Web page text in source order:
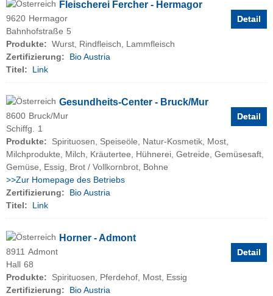
Detail
Fleischerei Fercher - Hermagor
9620 Hermagor
Bahnhofstraße 5
Produkte: Wurst, Rindfleisch, Lammfleisch
Zertifizierung:
Bio Austria
Titel:
Link
Detail
Gesundheits-Center - Bruck/Mur
8600 Bruck/Mur
Schiffg. 1
Produkte:
Spirituosen, Speiseöle, Natur-Kosmetik, Most,
Milchprodukte, Milch, Kräutertee, Hühnerei, Getreide, Gemüsesaft,
Gemüse, Essig, Brot / Vollkornbrot, Bohne
>>Zur Homepage des Betriebs
Zertifizierung:
Bio Austria
Titel:
Link
Detail
Horner - Admont
8911 Admont
Hall 68
Produkte:
Spirituosen, Pferdehof, Most, Essig
Zertifizierung:
Bio Austria